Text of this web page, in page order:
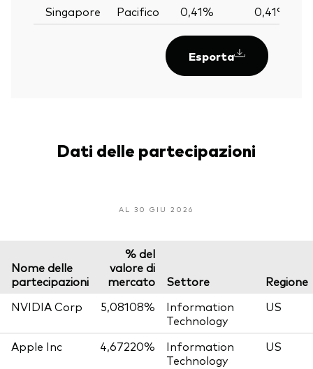
Singapore Pacifico 0,41% 0,41%
Esporta
Dati delle partecipazioni
AL 30 GIU 2026
Nome delle
partecipazioni
% del
valore di
mercato
Settore
Regione
NVIDIA Corp
5,08108%
Information
Technology
US
Apple Inc 4,67220%
Information
Technology
US